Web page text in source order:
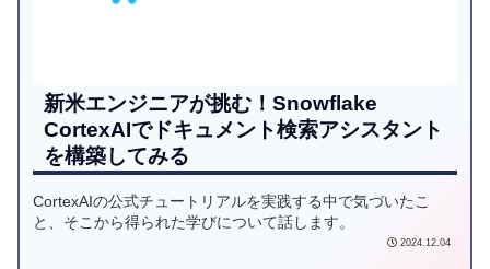
新米エンジニアが挑む！Snowflake
CortexAIでドキュメント検索アシスタント
を構築してみる
CortexAIの公式チュートリアルを実践する中で気づいたこ
と、そこから得られた学びについて話します。
2024.12.04